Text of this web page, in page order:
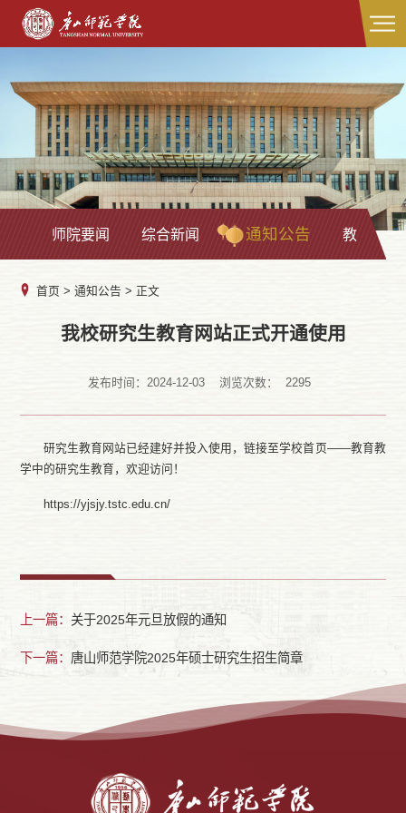
师院要闻 综合新闻 通知公告 教学科研
首页 > 通知公告 > 正文
我校研究生教育网站正式开通使用
发布时间：2024-12-03 浏览次数： 2295
研究生教育网站已经建好并投入使用，链接至学校首页——教育教
学中的研究生教育，欢迎访问！
https://yjsjy.tstc.edu.cn/
上一篇： 关于2025年元旦放假的通知
下一篇： 唐山师范学院2025年硕士研究生招生简章